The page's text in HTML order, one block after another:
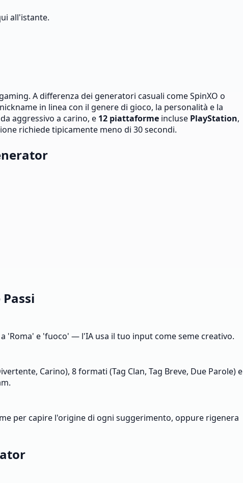
all'istante.
A differenza dei generatori casuali come SpinXO o
in linea con il genere di gioco, la personalità e la
aggressivo a carino, e 12 piattaforme incluse PlayStation,
richiede tipicamente meno di 30 secondi.
'Roma' e 'fuoco' — l'IA usa il tuo input come seme creativo.
Carino), 8 formati (Tag Clan, Tag Breve, Due Parole) e
per capire l'origine di ogni suggerimento, oppure rigenera